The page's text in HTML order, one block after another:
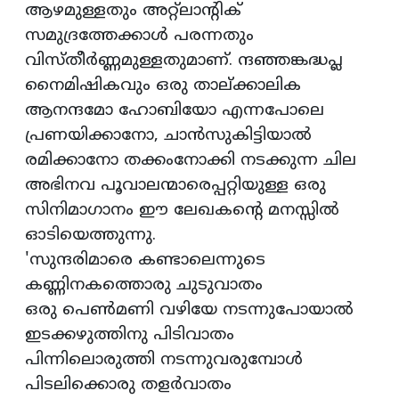
ആഴമുള്ളതും അറ്റ്‌ലാന്റിക്
സമുദ്രത്തേക്കാള്‍ പരന്നതും
വിസ്തീര്‍ണ്ണമുള്ളതുമാണ്. ന്ദഞ്ഞങ്കദ്ധപ്ല
നൈമിഷികവും ഒരു താല്ക്കാലിക
ആനന്ദമോ ഹോബിയോ എന്നപോലെ
പ്രണയിക്കാനോ, ചാന്‍സുകിട്ടിയാല്‍
രമിക്കാനോ തക്കംനോക്കി നടക്കുന്ന ചില
അഭിനവ പൂവാലന്മാരെപ്പറ്റിയുള്ള ഒരു
സിനിമാഗാനം ഈ ലേഖകന്റെ മനസ്സില്‍
ഓടിയെത്തുന്നു.
'സുന്ദരിമാരെ കണ്ടാലെന്നുടെ
കണ്ണിനകത്തൊരു ചുടുവാതം
ഒരു പെണ്‍മണി വഴിയേ നടന്നുപോയാല്‍
ഇടക്കഴുത്തിനു പിടിവാതം
പിന്നിലൊരുത്തി നടന്നുവരുമ്പോള്‍
പിടലിക്കൊരു തളര്‍വാതം